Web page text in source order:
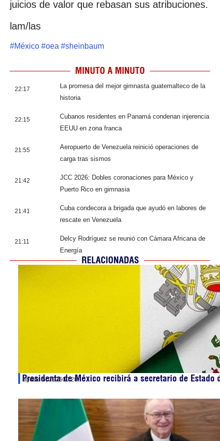
juicios de valor que rebasan sus atribuciones.
lam/las
#México #oea #sheinbaum
MINUTO A MINUTO
22:17
La promesa del mejor gimnasta guatemalteco de la
historia
22:15
Cubanos residentes en Panamá condenan injerencia
EEUU en zona franca
21:55
Aeropuerto de Venezuela reinició operaciones de
carga tras sismos
21:42
JCC 2026: Dobles coronaciones para México y
Puerto Rico en gimnasia
21:41
Cuba condecora a brigada que ayudó en labores de
rescate en Venezuela
21:11
Delcy Rodríguez se reunió con Cámara Africana de
Energía
RELACIONADAS
Presidenta de México recibirá a secretario de Estado
agosto 5, 202600:28